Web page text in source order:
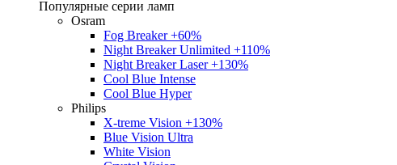
Популярные серии ламп
Osram
Fog Breaker +60%
Night Breaker Unlimited +110%
Night Breaker Laser +130%
Cool Blue Intense
Cool Blue Hyper
Philips
X-treme Vision +130%
Blue Vision Ultra
White Vision